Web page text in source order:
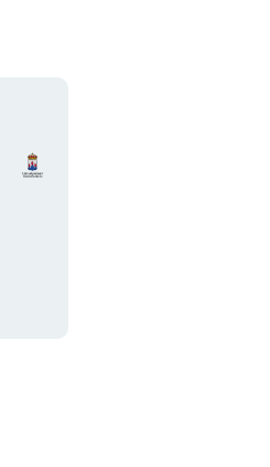
Organisationens
logotyp